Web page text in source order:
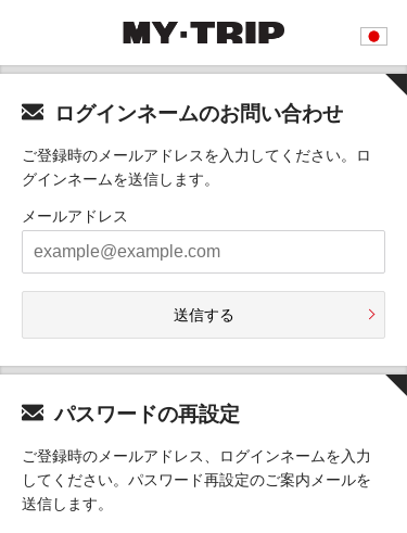
ログインネームのお問い合わせ
ご登録時のメールアドレスを入力してください。ロ
グインネームを送信します。
メールアドレス
送信する
パスワードの再設定
ご登録時のメールアドレス、ログインネームを入力
してください。パスワード再設定のご案内メールを
送信します。